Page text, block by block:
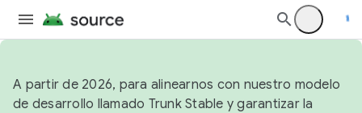
A partir de 2026, para alinearnos con nuestro modelo
de desarrollo llamado Trunk Stable y garantizar la